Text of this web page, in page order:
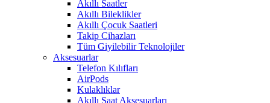
Akıllı Saatler
Akıllı Bileklikler
Akıllı Çocuk Saatleri
Takip Cihazları
Tüm Giyilebilir Teknolojiler
Aksesuarlar
Telefon Kılıfları
AirPods
Kulaklıklar
Akıllı Saat Aksesuarları